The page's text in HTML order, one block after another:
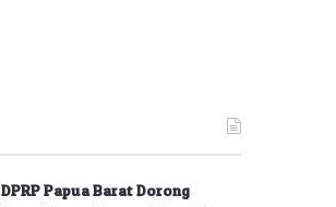
DPRP Papua Barat Dorong